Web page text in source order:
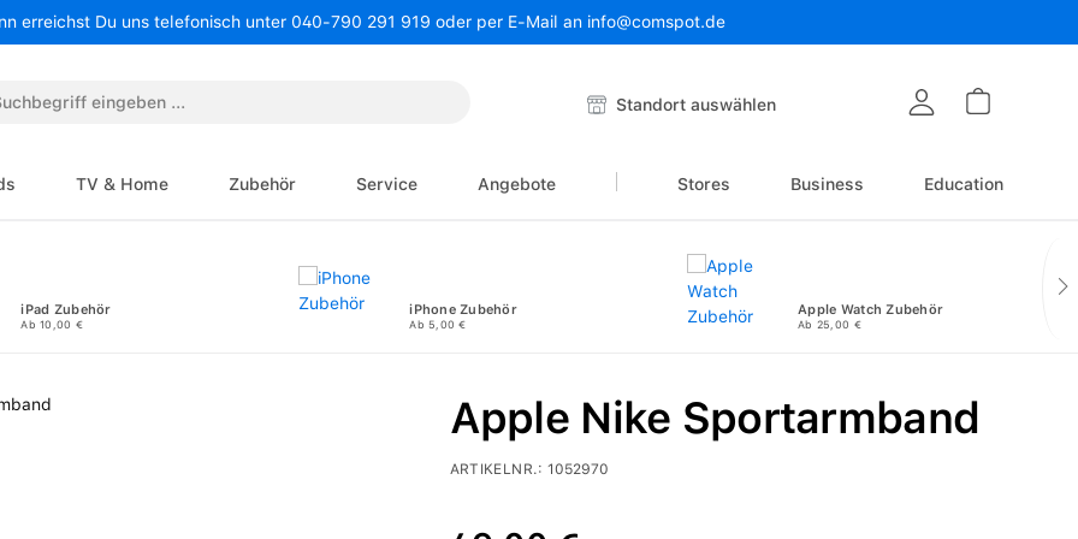
erreichst Du uns telefonisch unter 040-790 291 919 oder per E-Mail an info@comspot.de
Standort auswählen
TV & Home Zubehör Service Angebote Stores Business Education
iPad Zubehör
Ab 10,00 €
iPhone Zubehör
Ab 5,00 €
Apple Watch Zubehör
Ab 25,00 €
Apple Nike Sportarmband
ARTIKELNR.: 1052970
Regulärer Preis: